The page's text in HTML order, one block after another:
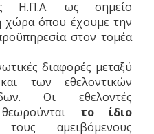
Η.Π.Α. ως σημείο
χώρα όπου έχουμε την
στον τομέα
διαφορές μεταξύ
των εθελοντικών
Οι εθελοντές
το ίδιο
αμειβόμενους